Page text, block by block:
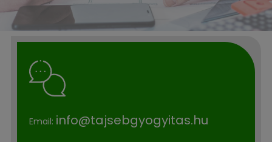
Email: info@tajsebgyogyitas.hu